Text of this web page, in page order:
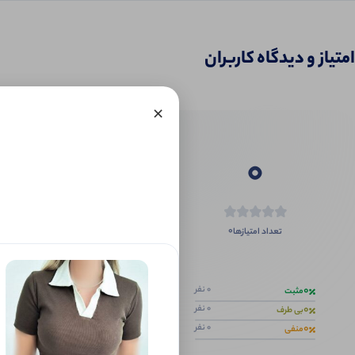
امتیاز و دیدگاه کاربران
0
تعداد امتیازها0
0مثبت 0 نفر
0بی طرف 0 نفر
0منفی 0 نفر
اگر این
×